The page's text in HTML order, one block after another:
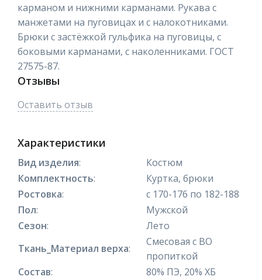
карманом и нижними карманами. Рукава с
манжетами на пуговицах и с налокотниками.
Брюки с застёжкой гульфика на пуговицы, с
боковыми карманами, с наколенниками. ГОСТ
27575-87.
Отзывы
Оставить отзыв
Характеристики
Вид изделия:
Костюм
Комплектность:
Куртка, брюки
Ростовка:
с 170-176 по 182-188
Пол:
Мужской
Сезон:
Лето
Ткань_Материал верха:
Смесовая с ВО
пропиткой
Состав:
80% ПЭ, 20% ХБ